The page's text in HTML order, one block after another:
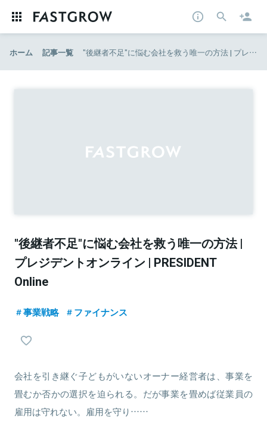
ホーム 記事一覧 "後継者不足"に悩む会社を救う唯一の方法 | プレジデントオンライン | PRESIDENT Online
"後継者不足"に悩む会社を救う唯一の方法 |
プレジデントオンライン | PRESIDENT
Online
事業戦略 ファイナンス
会社を引き継ぐ子どもがいないオーナー経営者は、事業を
畳むか否かの選択を迫られる。だが事業を畳めば従業員の
雇用は守れない。雇用を守り……